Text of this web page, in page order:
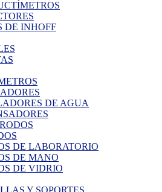
DE INHOFF
DE AGUA
DE LABORATORIO
DE MANO
DE VIDRIO
Y SOPORTES